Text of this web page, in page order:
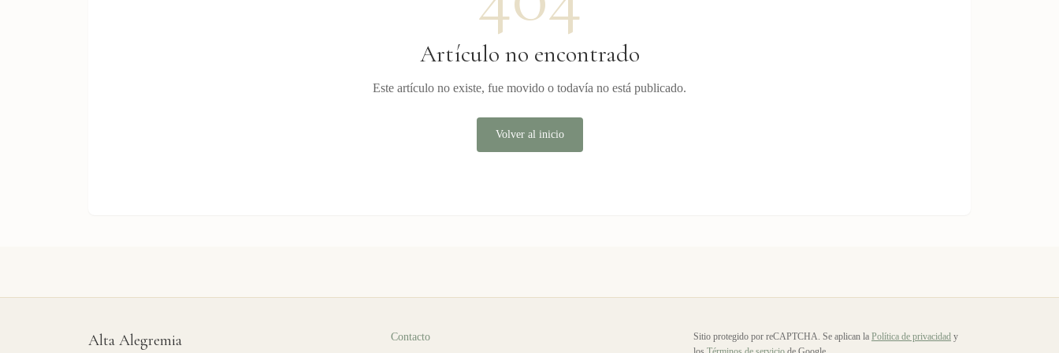
Artículo no encontrado
Este artículo no existe, fue movido o todavía no está publicado.
Volver al inicio
Alta Alegremia Contacto Sitio protegido por reCAPTCHA. Se aplican la Política de privacidad y